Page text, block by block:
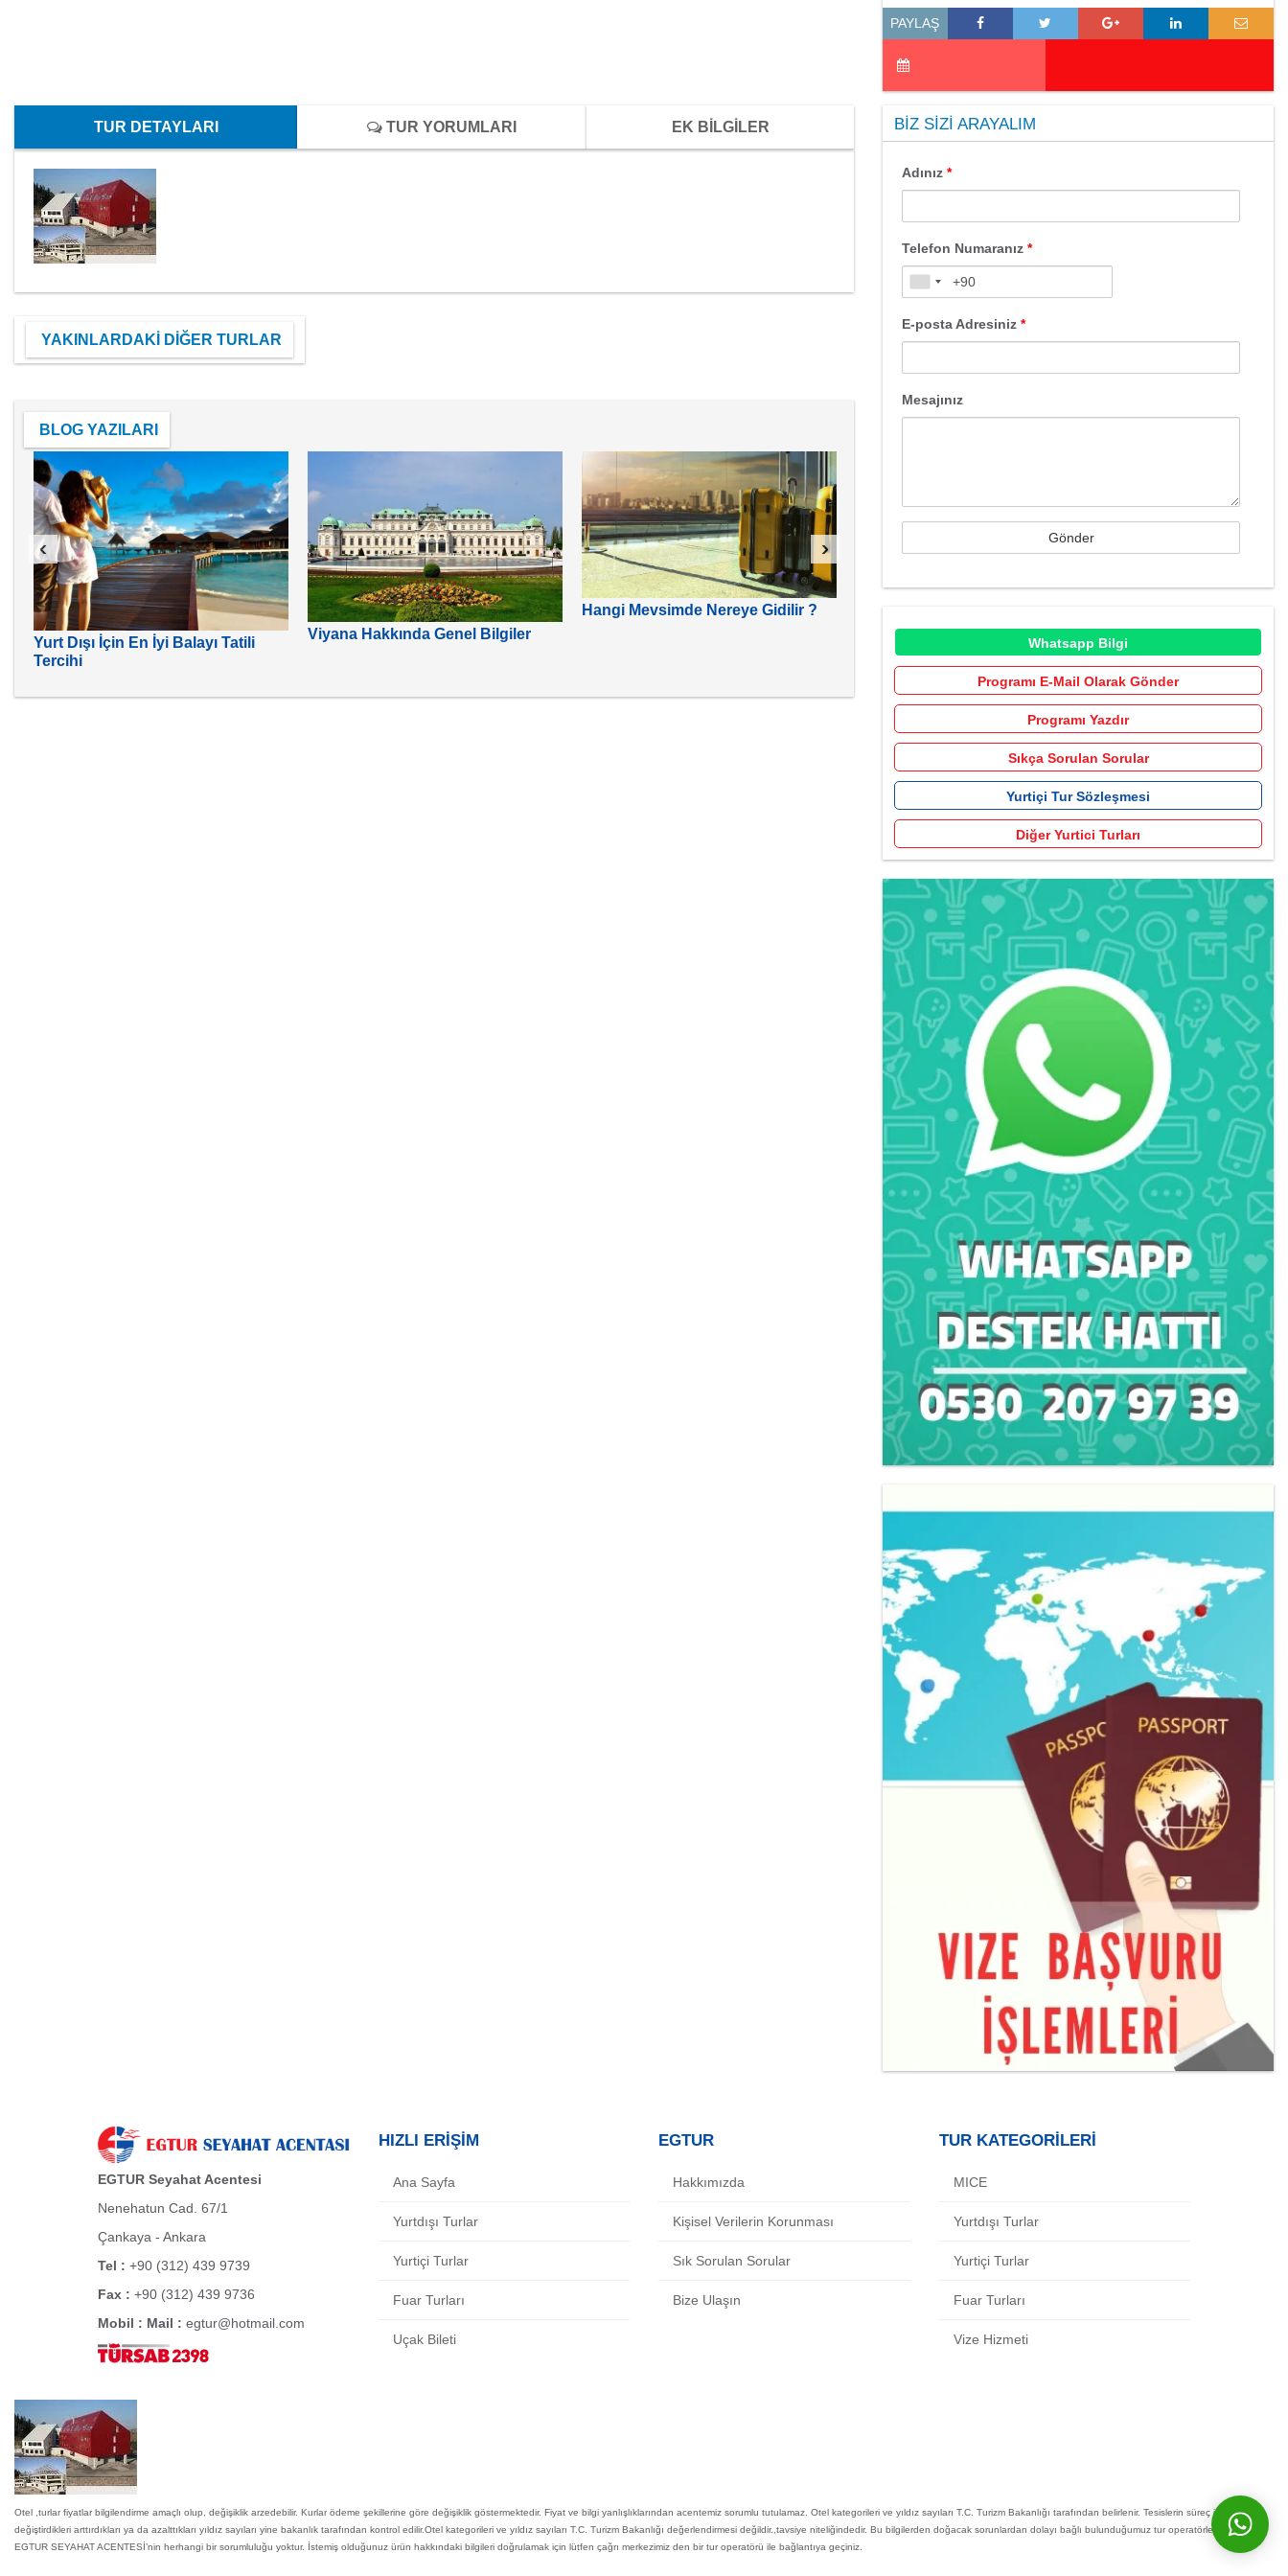
PAYLAŞ
TUR DETAYLARI TUR YORUMLARI EK BİLGİLER
YAKINLARDAKİ DİĞER TURLAR
BLOG YAZILARI
Yurt Dışı İçin En İyi Balayı Tatili
Tercihi
Viyana Hakkında Genel Bilgiler
Hangi Mevsimde Nereye Gidilir ?
‹ ›
BIZ SIZI ARAYALIM
Adınız *
Telefon Numaranız *
E-posta Adresiniz *
Mesajınız
Whatsapp Bilgi
Programı E-Mail Olarak Gönder
Programı Yazdır
Sıkça Sorulan Sorular
Yurtiçi Tur Sözleşmesi
Diğer Yurtici Turları
EGTUR Seyahat Acentesi
Nenehatun Cad. 67/1
Çankaya - Ankara
Tel : +90 (312) 439 9739
Fax : +90 (312) 439 9736
Mobil : Mail : egtur@hotmail.com
HIZLI ERİŞİM
Ana Sayfa
Yurtdışı Turlar
Yurtiçi Turlar
Fuar Turları
Uçak Bileti
EGTUR
Hakkımızda
Kişisel Verilerin Korunması
Sık Sorulan Sorular
Bize Ulaşın
TUR KATEGORİLERİ
MICE
Yurtdışı Turlar
Yurtiçi Turlar
Fuar Turları
Vize Hizmeti
Otel ,turlar fiyatlar bilgilendirme amaçlı olup, değişiklik arzedebilir. Kurlar ödeme şekillerine göre değişiklik göstermektedir. Fiyat ve bilgi yanlışlıklarından acentemiz sorumlu tutulamaz. Otel kategorileri ve yıldız sayıları T.C. Turizm Bakanlığı tarafından belirlenir. Tesislerin süreç içinde
değiştirdikleri arttırdıkları ya da azalttıkları yıldız sayıları yine bakanlık tarafından kontrol edilir.Otel kategorileri ve yıldız sayıları T.C. Turizm Bakanlığı değerlendirmesi değildir.,tavsiye niteliğindedir. Bu bilgilerden doğacak sorunlardan dolayı bağlı bulunduğumuz tur operatörlerinin ve
EGTUR SEYAHAT ACENTESİ’nin herhangi bir sorumluluğu yoktur. İstemiş olduğunuz ürün hakkındaki bilgileri doğrulamak için lütfen çağrı merkezimiz den bir tur operatörü ile bağlantıya geçiniz.